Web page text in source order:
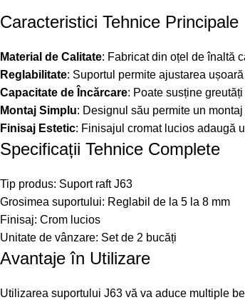
Caracteristici Tehnice Principale
Material de Calitate: Fabricat din oțel de înaltă
Reglabilitate: Suportul permite ajustarea
Capacitate de Încărcare: Poate susține
Montaj Simplu: Designul său permite un
Finisaj Estetic: Finisajul cromat lucios adaugă
Specificații Tehnice Complete
Tip produs: Suport raft J63
Grosimea suportului: Reglabil de la 5 la 8 mm
Finisaj: Crom lucios
Unitate de vânzare: Set de 2 bucăți
Avantaje în Utilizare
Utilizarea suportului J63 vă va aduce multiple